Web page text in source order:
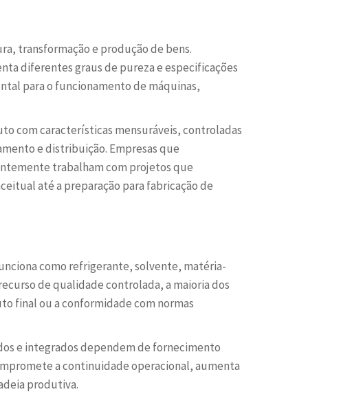
transformação e produção de bens.
diferentes graus de pureza e especificações
para o funcionamento de máquinas,
com características mensuráveis, controladas
e distribuição. Empresas que
trabalham com projetos que
até a preparação para fabricação de
como refrigerante, solvente, matéria-
de qualidade controlada, a maioria dos
final ou a conformidade com normas
e integrados dependem de fornecimento
a continuidade operacional, aumenta
produtiva.